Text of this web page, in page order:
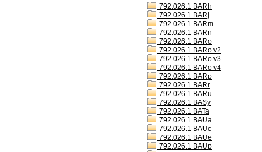
792.026.1 BARh
792.026.1 BARj
792.026.1 BARm
792.026.1 BARn
792.026.1 BARo
792.026.1 BARo v2
792.026.1 BARo v3
792.026.1 BARo v4
792.026.1 BARp
792.026.1 BARr
792.026.1 BARu
792.026.1 BASy
792.026.1 BATa
792.026.1 BAUa
792.026.1 BAUc
792.026.1 BAUe
792.026.1 BAUp